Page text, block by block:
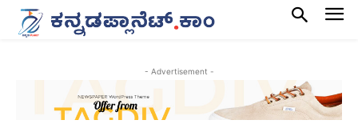
- Advertisement -